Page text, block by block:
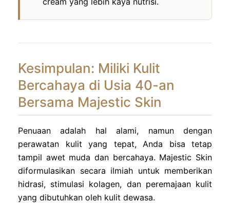
Kesimpulan: Miliki Kulit
Bercahaya di Usia 40-an
Bersama Majestic Skin
Penuaan adalah hal alami, namun dengan
perawatan kulit yang tepat, Anda bisa tetap
tampil awet muda dan bercahaya. Majestic Skin
diformulasikan secara ilmiah untuk memberikan
hidrasi, stimulasi kolagen, dan peremajaan kulit
yang dibutuhkan oleh kulit dewasa.